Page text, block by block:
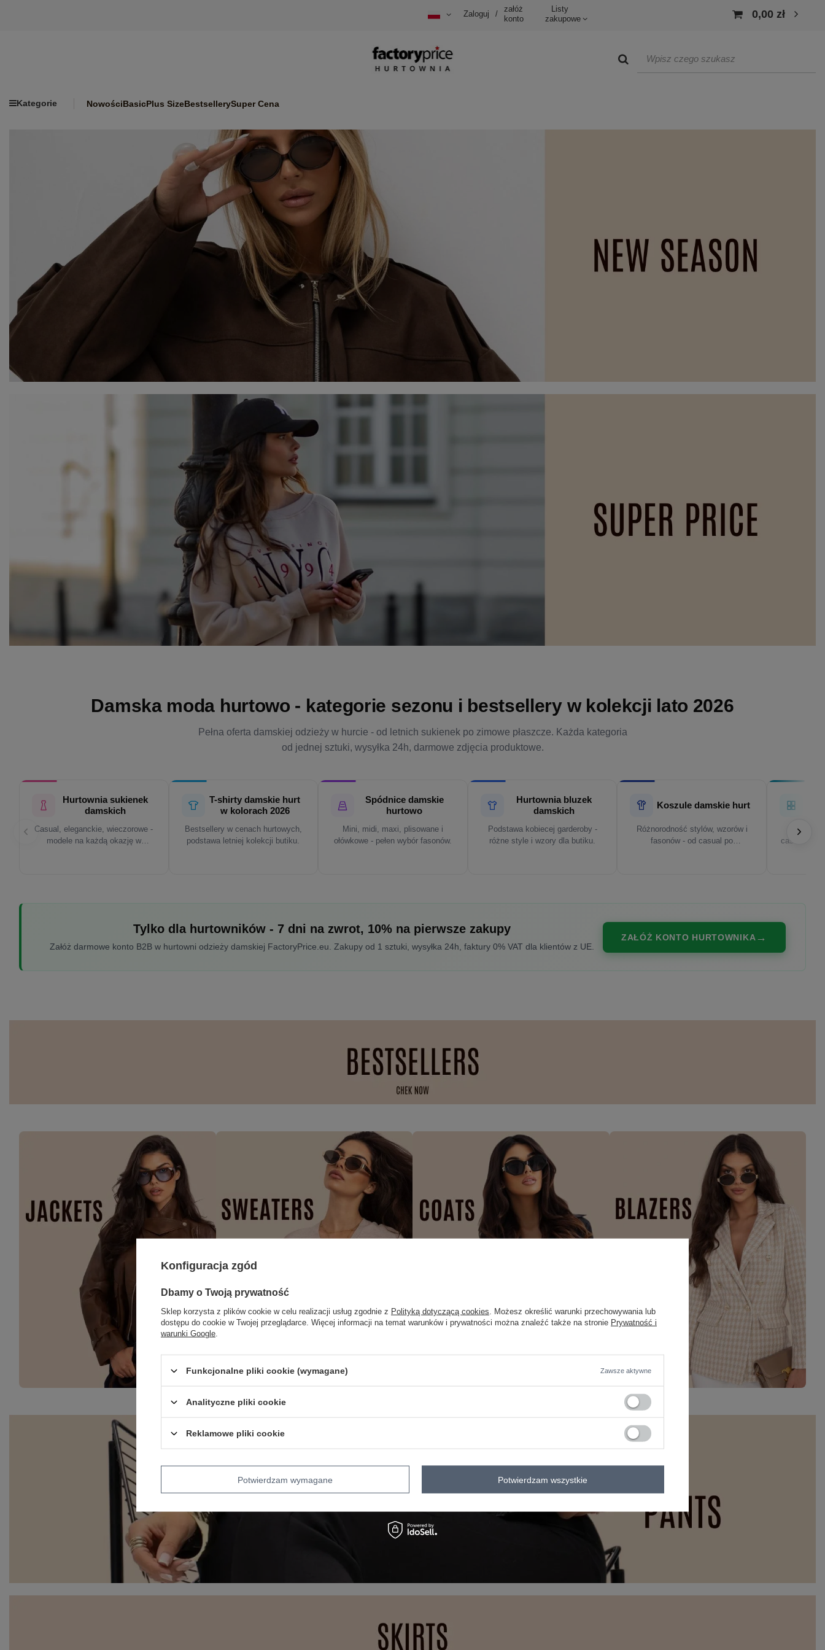
Zaloguj /
załóż
konto
Listy
zakupowe
0,00 zł
Kategorie NowościBasicPlus SizeBestsellerySuper Cena
Damska moda hurtowo - kategorie sezonu i bestsellery w kolekcji lato 2026
Pełna oferta damskiej odzieży w hurcie - od letnich sukienek po zimowe płaszcze. Każda kategoria
od jednej sztuki, wysyłka 24h, darmowe zdjęcia produktowe.
Hurtownia sukienek
damskich
Casual, eleganckie, wieczorowe -
modele na każdą okazję w
T-shirty damskie hurt
w kolorach 2026
Bestsellery w cenach hurtowych,
podstawa letniej kolekcji butiku.
Spódnice damskie
hurtowo
Mini, midi, maxi, plisowane i
ołówkowe - pełen wybór fasonów.
Hurtownia bluzek
damskich
Podstawa kobiecej garderoby -
różne style i wzory dla butiku.
Koszule damskie hurt
Różnorodność stylów, wzorów i
fasonów - od casual po
casualowe,
Tylko dla hurtowników - 7 dni na zwrot, 10% na pierwsze zakupy
Załóż darmowe konto B2B w hurtowni odzieży damskiej FactoryPrice.eu. Zakupy od 1 sztuki, wysyłka 24h, faktury 0% VAT dla klientów z UE.
ZAŁÓŻ KONTO HURTOWNIKA
Konfiguracja zgód
Dbamy o Twoją prywatność
Sklep korzysta z plików cookie w celu realizacji usług zgodnie z Polityką dotyczącą cookies . Możesz określić warunki przechowywania lub
dostępu do cookie w Twojej przeglądarce. Więcej informacji na temat warunków i prywatności można znaleźć także na stronie Prywatność i
warunki Google
Funkcjonalne pliki cookie (wymagane) Zawsze aktywne
Analityczne pliki cookie
Reklamowe pliki cookie
Potwierdzam wymagane Potwierdzam wszystkie